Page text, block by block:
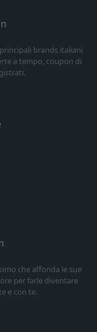
brands italiani
a tempo, coupon di
che affonda le sue
per farle diventare
e con te.